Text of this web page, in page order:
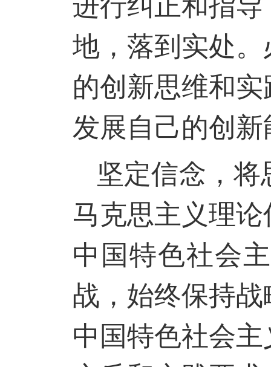
进行纠正和指
地，落到实处
的创新思维和
发展自己的创新
坚定信念，
马克思主义理
中国特色社会
战，始终保持
中国特色社会